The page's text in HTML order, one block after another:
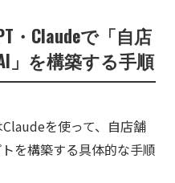
・Claudeで「自店
」を構築する手順
を使って、自店舗
を構築する具体的な手順